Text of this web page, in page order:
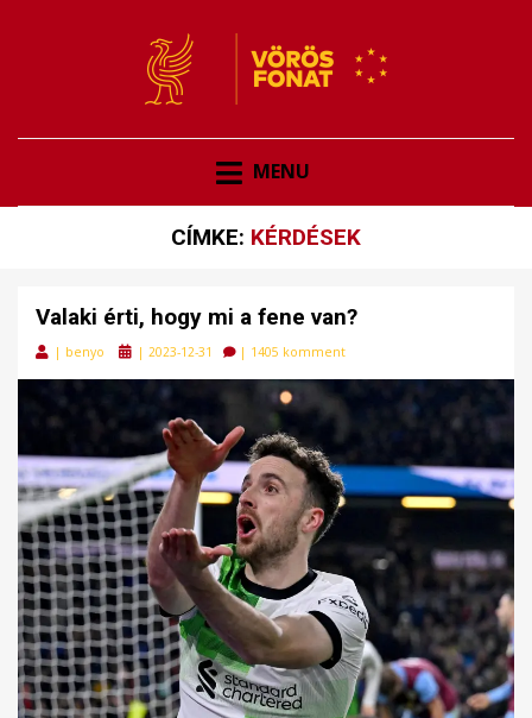
VÖRÖS FONAT
MENU
CÍMKE: KÉRDÉSEK
Valaki érti, hogy mi a fene van?
| benyo
Posted
| 2023-12-31 | 1405 komment